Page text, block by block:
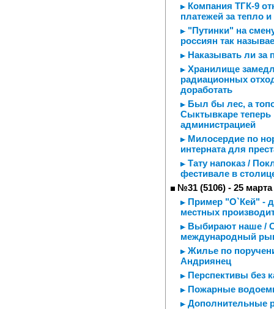
Компания ТГК-9
платежей за тепло
"Путинки" на
россиян так
Наказывать ли за
Хранилище
радиационных
доработать
Был бы лес, а
Сыктывкаре теперь
администрацией
Милосердие по
интерната для
Тату напоказ /
фестивале в
№31 (5106) - 25 марта
Пример "О`Кей" -
местных
Выбирают наше /
международный
Жилье по
Андриянец
Перспективы без
Пожарные
Дополнительные